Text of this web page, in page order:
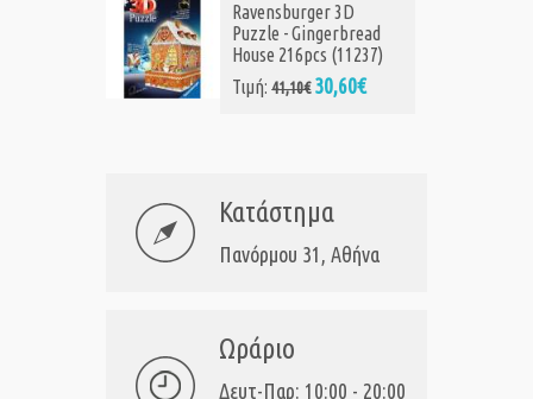
Ravensburger 3D
Puzzle - Gingerbread
House 216pcs (11237)
Τιμή:41,10€ 30,60€
Κατάστημα
Πανόρμου 31, Αθήνα
Ωράριο
Δευτ-Παρ: 10:00 - 20:00